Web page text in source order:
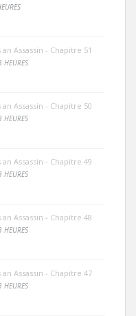
Assassin - Chapitre 51
HEURES
Assassin - Chapitre 50
HEURES
Assassin - Chapitre 49
HEURES
Assassin - Chapitre 48
HEURES
Assassin - Chapitre 47
HEURES